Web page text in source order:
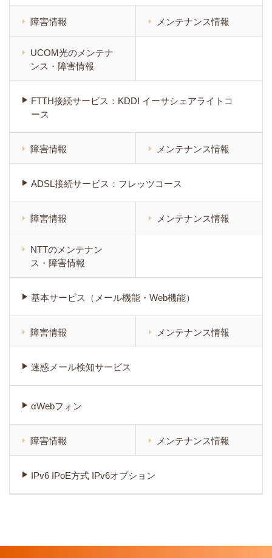
障害情報 メンテナンス情報
UCOM光のメンテナ
ンス・障害情報
FTTH接続サービス：KDDI イーサシェアライトコ
ース
障害情報 メンテナンス情報
ADSL接続サービス：フレッツコース
障害情報 メンテナンス情報
NTTのメンテナン
ス・障害情報
基本サービス（メール機能・Web機能）
障害情報 メンテナンス情報
迷惑メール検知サービス
αWebフォン
障害情報 メンテナンス情報
IPv6 IPoE方式 IPv6オプション